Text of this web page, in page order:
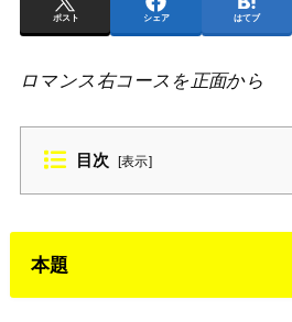
ポスト シェア はてブ
ロマンス右コースを正面から
目次 [表示]
本題